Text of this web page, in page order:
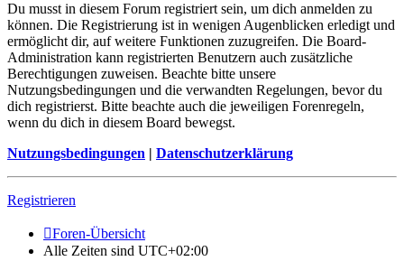
Du musst in diesem Forum registriert sein, um dich anmelden zu
können. Die Registrierung ist in wenigen Augenblicken erledigt und
ermöglicht dir, auf weitere Funktionen zuzugreifen. Die Board-
Administration kann registrierten Benutzern auch zusätzliche
Berechtigungen zuweisen. Beachte bitte unsere
Nutzungsbedingungen und die verwandten Regelungen, bevor du
dich registrierst. Bitte beachte auch die jeweiligen Forenregeln,
wenn du dich in diesem Board bewegst.
Nutzungsbedingungen | Datenschutzerklärung
Registrieren
Foren-Übersicht
Alle Zeiten sind UTC+02:00